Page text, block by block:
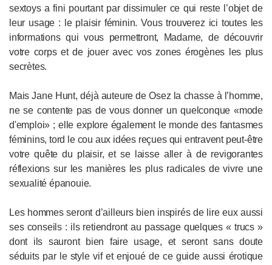
sextoys a fini pourtant par dissimuler ce qui reste l’objet de
leur usage : le plaisir féminin. Vous trouverez ici toutes les
informations qui vous permettront, Madame, de découvrir
votre corps et de jouer avec vos zones érogènes les plus
secrètes.
Mais Jane Hunt, déjà auteure de Osez la chasse à l’homme,
ne se contente pas de vous donner un quelconque «mode
d'emploi» ; elle explore également le monde des fantasmes
féminins, tord le cou aux idées reçues qui entravent peut-être
votre quête du plaisir, et se laisse aller à de revigorantes
réflexions sur les manières les plus radicales de vivre une
sexualité épanouie.
Les hommes seront d’ailleurs bien inspirés de lire eux aussi
ses conseils : ils retiendront au passage quelques « trucs »
dont ils sauront bien faire usage, et seront sans doute
séduits par le style vif et enjoué de ce guide aussi érotique